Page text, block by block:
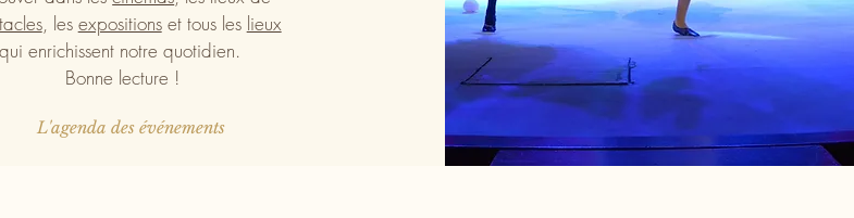
, les expositionset tous les lieux
qui enrichissent notre quotidien.
Bonne lecture !
L'agenda des événements